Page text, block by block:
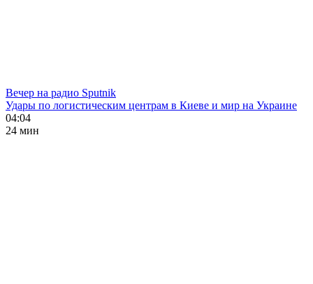
Вечер на радио Sputnik
Удары по логистическим центрам в Киеве и мир на Украине
04:04
24 мин